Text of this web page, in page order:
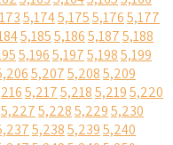
5,1745,1755,1765,177
5,1855,1865,1875,188
5,1965,1975,1985,199
5,2075,2085,209
5,2175,2185,2195,220
5,2275,2285,2295,230
5,2385,2395,240